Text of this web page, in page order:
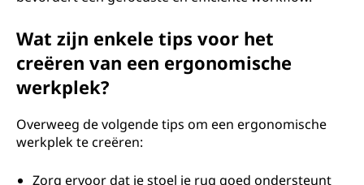
Wat zijn enkele tips voor het
creëren van een ergonomische
werkplek?
Overweeg de volgende tips om een ergonomische
werkplek te creëren:
Zorg ervoor dat je stoel je rug goed ondersteunt